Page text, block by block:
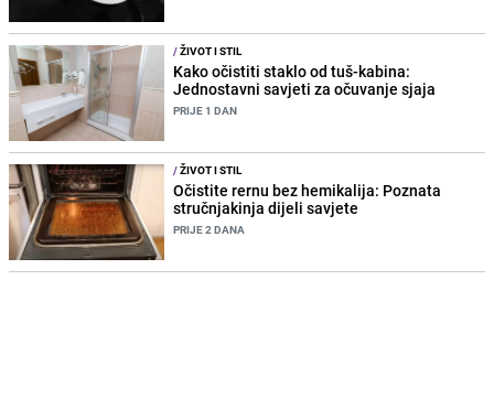
/ŽIVOT I STIL
Kako očistiti staklo od tuš-kabina:
Jednostavni savjeti za očuvanje sjaja
PRIJE 1 DAN
/ŽIVOT I STIL
Očistite rernu bez hemikalija: Poznata
stručnjakinja dijeli savjete
PRIJE 2 DANA